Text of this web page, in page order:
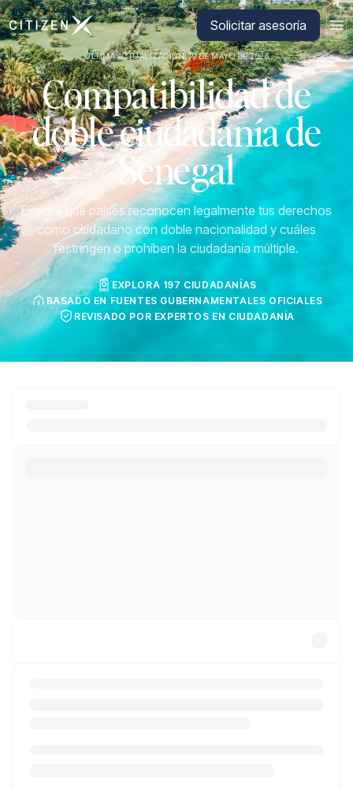
Ir a la página principal de CitizenX Solicitar asesoría
ÚLTIMA ACTUALIZACIÓN: 19 DE MAYO DE 2026
Compatibilidad de
doble ciudadanía de
Senegal
Explora qué países reconocen legalmente tus derechos
como ciudadano con doble nacionalidad y cuáles
restringen o prohíben la ciudadanía múltiple.
EXPLORA 197 CIUDADANÍAS
BASADO EN FUENTES GUBERNAMENTALES OFICIALES
REVISADO POR EXPERTOS EN CIUDADANÍA